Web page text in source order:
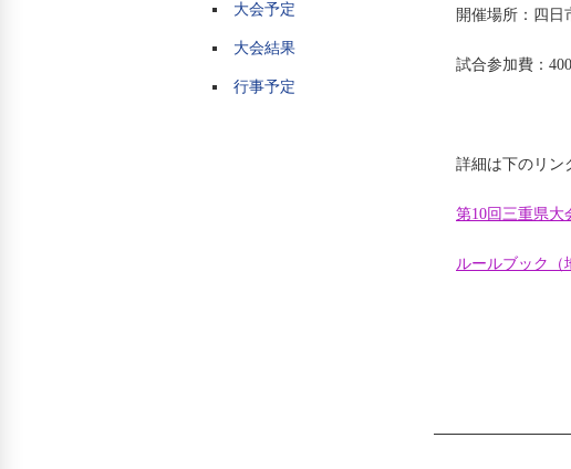
大会予定
大会結果
行事予定
開催場所：四
試合参加費：
詳細は下のリン
第10回三重県大
ルールブック（